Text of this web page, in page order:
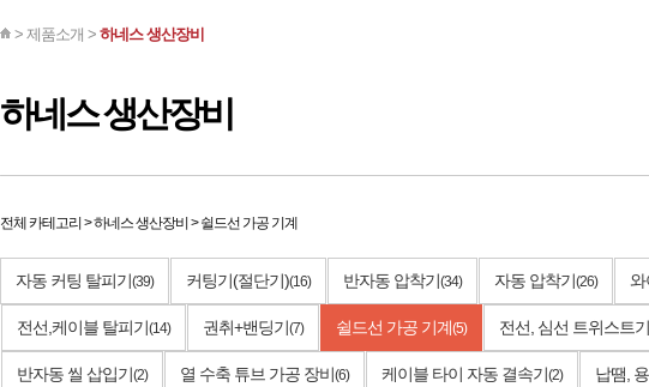
> 제품소개 > 하네스 생산장비
하네스 생산장비
전체 카테고리 >하네스 생산장비 >쉴드선 가공 기계
자동 커팅 탈피기(39) 커팅기(절단기)(16) 반자동 압착기(34) 자동 압착기(26) 와
전선,케이블 탈피기(14) 권취+밴딩기(7) 쉴드선 가공 기계(5) 전선, 심선 트위스트기
반자동 씰 삽입기(2) 열 수축 튜브 가공 장비(6) 케이블 타이 자동 결속기(2) 납땜,